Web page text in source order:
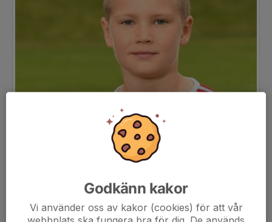
Godkänn kakor
Vi använder oss av kakor (cookies) för att vår